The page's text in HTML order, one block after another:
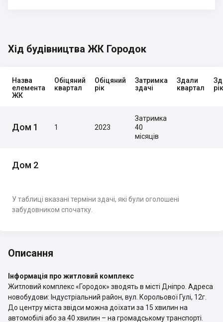
Хід будівництва ЖК Городок
Назва
елемента
ЖК
Обіцяний
квартал
Обіцяний
рік
Затримка
здачі
Здали
квартал
рік
Дом 1 1 2023
Затримка
40
місяців
Дом 2
У таблиці вказані терміни здачі, які були оголошені
забудовником спочатку.
Описання
Інформація про житловий комплекс
Житловий комплекс «Городок» зводять в місті Дніпро. Адреса
новобудови: Індустріальний район, вул. Корольової Гулі, 12г.
До центру міста звідси можна доїхати за 15 хвилин на
автомобілі або за 40 хвилин – на громадському транспорті.